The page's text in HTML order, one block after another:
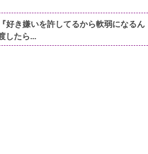
好き嫌いを許してるから軟弱になるん
したら...